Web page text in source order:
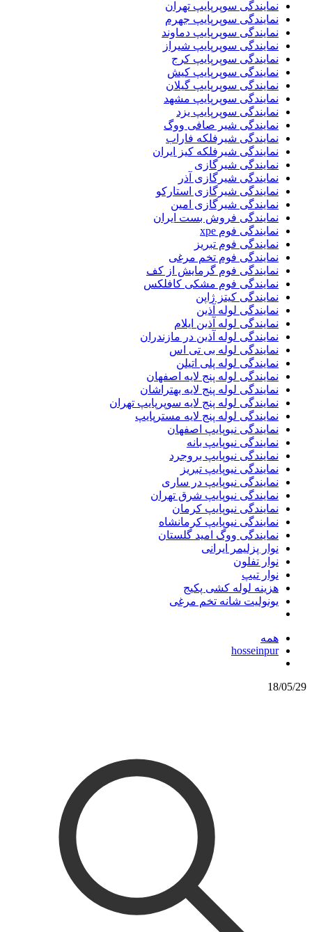
نمایندگی سوپرپایپ تهران
نمایندگی سوپرپایپ جهرم
نمایندگی سوپرپایپ دماوند
نمایندگی سوپرپایپ شیراز
نمایندگی سوپرپایپ کرج
نمایندگی سوپرپایپ کیش
نمایندگی سوپرپایپ گیلان
نمایندگی سوپرپایپ مشهد
نمایندگی سوپرپایپ یزد
نمایندگی شیر صافی ووگ
نمایندگی شیرفلکه فاراب
نمایندگی شیرفلکه کیز ایران
نمایندگی شیرگازی
نمایندگی شیرگازی آذر
نمایندگی شیرگازی استارکو
نمایندگی شیرگازی امین
نمایندگی فروش بست ایران
نمایندگی فوم xpe
نمایندگی فوم تبریز
نمایندگی فوم تخم مرغی
نمایندگی فوم گرمایش از کف
نمایندگی فوم مشکی کافلکس
نمایندگی کیتز ژاپن
نمایندگی لوله آذین
نمایندگی لوله آذین ایلام
نمایندگی لوله آذین در مازندران
نمایندگی لوله بی تی اس
نمایندگی لوله پلی اتیلن
نمایندگی لوله پنج لایه اصفهان
نمایندگی لوله پنج لایه بهتراشان
نمایندگی لوله پنج لایه سوپرپایپ تهران
نمایندگی لوله پنج لایه مسترپایپ
نمایندگی نیوپایپ اصفهان
نمایندگی نیوپایپ بانه
نمایندگی نیوپایپ بروجرد
نمایندگی نیوپایپ تبریز
نمایندگی نیوپایپ در ساری
نمایندگی نیوپایپ شرق تهران
نمایندگی نیوپایپ کرمان
نمایندگی نیوپایپ کرمانشاه
نمایندگی ووگ امید گلستان
نوار پزلیمر ایرانی
نوار تفلون
نوار تیپ
هزینه لوله کشی پکیج
یونولیت شانه تخم مرغی
همه
hosseinpur
18/05/29